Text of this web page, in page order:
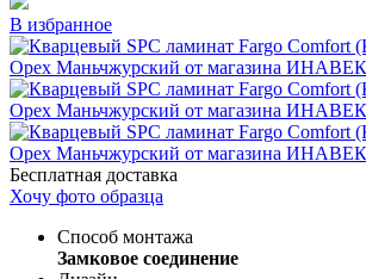
В избранное
Бесплатная доставка
Хочу фото образца
Способ монтажа
Замковое соединение